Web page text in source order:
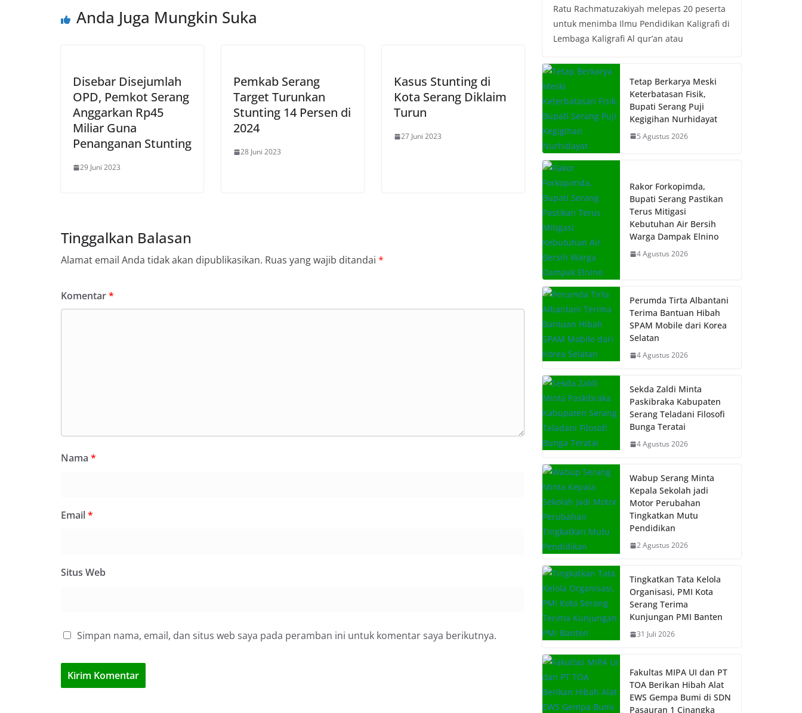
Anda Juga Mungkin Suka
Disebar Disejumlah
OPD, Pemkot Serang
Anggarkan Rp45
Miliar Guna
Penanganan Stunting
29 Juni 2023
Pemkab Serang
Target Turunkan
Stunting 14 Persen di
2024
28 Juni 2023
Kasus Stunting di
Kota Serang Diklaim
Turun
27 Juni 2023
Tinggalkan Balasan
Alamat email Anda tidak akan dipublikasikan. Ruas yang wajib ditandai *
Komentar*
Nama *
Email*
Situs Web
Simpan nama, email, dan situs web saya pada peramban ini untuk komentar saya berikutnya.
Ratu Rachmatuzakiyah melepas 20 peserta
untuk menimba Ilmu Pendidikan Kaligrafi di
Lembaga Kaligrafi Al qur’an atau
Tetap Berkarya Meski
Keterbatasan Fisik,
Bupati Serang Puji
Kegigihan Nurhidayat
5 Agustus 2026
Rakor Forkopimda,
Bupati Serang Pastikan
Terus Mitigasi
Kebutuhan Air Bersih
Warga Dampak Elnino
4 Agustus 2026
Perumda Tirta Albantani
Terima Bantuan Hibah
SPAM Mobile dari Korea
Selatan
4 Agustus 2026
Sekda Zaldi Minta
Paskibraka Kabupaten
Serang Teladani Filosofi
Bunga Teratai
4 Agustus 2026
Wabup Serang Minta
Kepala Sekolah jadi
Motor Perubahan
Tingkatkan Mutu
Pendidikan
2 Agustus 2026
Tingkatkan Tata Kelola
Organisasi, PMI Kota
Serang Terima
Kunjungan PMI Banten
31 Juli 2026
Fakultas MIPA UI dan PT
TOA Berikan Hibah Alat
EWS Gempa Bumi di SDN
Pasauran 1 Cinangka